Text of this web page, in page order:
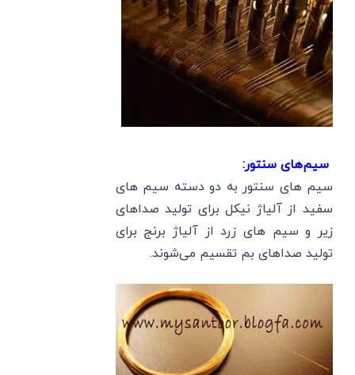
سیم‌های سنتور:
سیم های سنتور به دو دسته سیم های
سفید از آلیاژ نیکل برای تولید صداهای
زیر و سیم های زرد از آلیاژ برنج برای
تولید صداهای بم تقسیم می‌شوند.